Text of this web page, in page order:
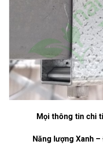
Mọi thông tin chi
Năng lượng Xanh